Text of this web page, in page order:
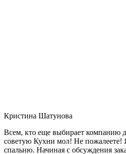
Кристина Шатунова
Всем, кто еще выбирает компанию
советую Кухни мол! Не пожалеете!
спальню. Начиная с обсуждения